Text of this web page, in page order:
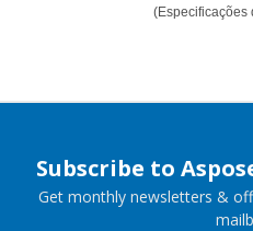
(Especificações
Subscribe to
Get monthly newsletters &